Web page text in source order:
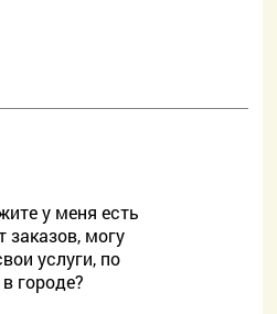
у меня есть
заказов, могу
услуги, по
городе?